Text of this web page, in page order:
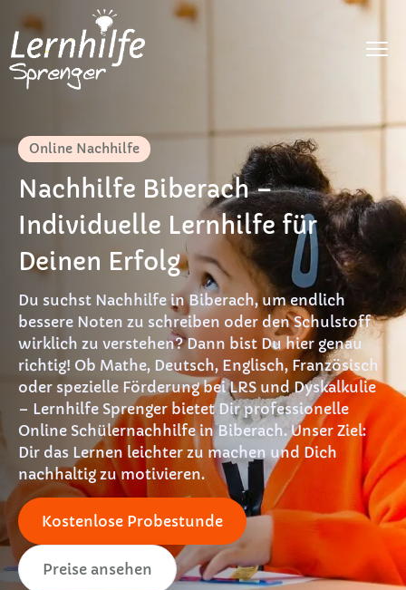
LRS
Dyskalkulie
DaF
Preise
FAQ
Materialien
Kontakt
Online Nachhilfe
Nachhilfe Biberach –
Individuelle Lernhilfe für
Deinen Erfolg
Du suchst Nachhilfe in Biberach, um endlich
bessere Noten zu schreiben oder den Schulstoff
wirklich zu verstehen? Dann bist Du hier genau
richtig! Ob Mathe, Deutsch, Englisch, Französisch
oder spezielle Förderung bei LRS und Dyskalkulie
– Lernhilfe Sprenger bietet Dir professionelle
Online Schülernachhilfe in Biberach. Unser Ziel:
Dir das Lernen leichter zu machen und Dich
nachhaltig zu motivieren.
Kostenlose Probestunde
Preise ansehen